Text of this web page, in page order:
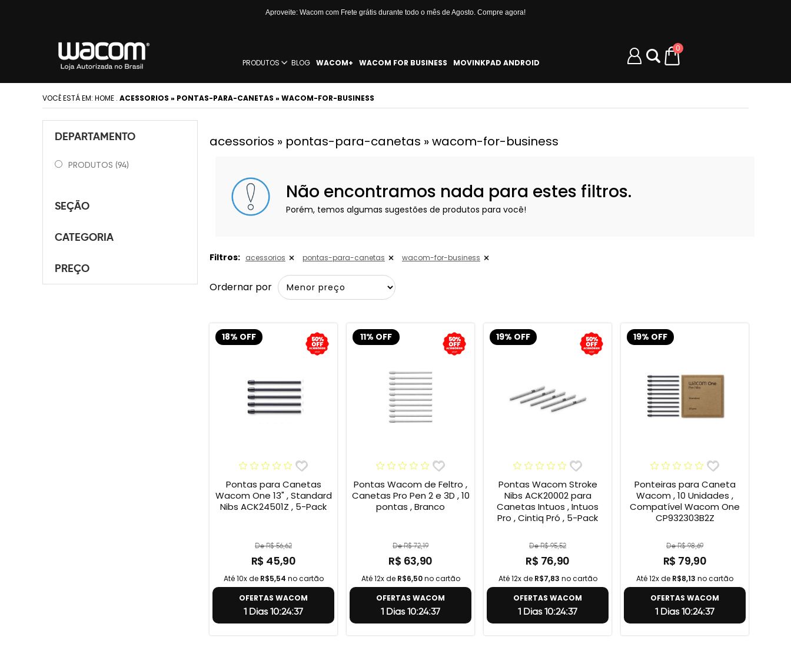
Aproveite: Wacom com Frete grátis durante todo o mês de Agosto. Compre agora!
PRODUTOS BLOG WACOM+ WACOM FOR BUSINESS MOVINKPAD ANDROID
0
VOCÊ ESTÁ EM: HOME . ACESSORIOS » PONTAS-PARA-CANETAS » WACOM-FOR-BUSINESS
DEPARTAMENTO
PRODUTOS (94)
SEÇÃO
CATEGORIA
PREÇO
acessorios » pontas-para-canetas » wacom-for-business
Não encontramos nada para estes filtros.
Porém, temos algumas sugestões de produtos para você!
Filtros: acessorios pontas-para-canetas wacom-for-business
Ordernar por
18% OFF
Pontas para Canetas
Wacom One 13" , Standard
Nibs ACK24501Z , 5-Pack
De R$ 56,62
R$ 45,90
Até 10x de R$5,54 no cartão
OFERTAS WACOM
1 Dias 10:24:36
11% OFF
Pontas Wacom de Feltro ,
Canetas Pro Pen 2 e 3D , 10
pontas , Branco
De R$ 72,19
R$ 63,90
Até 12x de R$6,50no cartão
OFERTAS WACOM
1 Dias 10:24:36
19% OFF
Pontas Wacom Stroke
Nibs ACK20002 para
Canetas Intuos , Intuos
Pro , Cintiq Pró , 5-Pack
De R$ 95,52
R$ 76,90
Até 12x de R$7,83 no cartão
OFERTAS WACOM
1 Dias 10:24:36
19% OFF
Ponteiras para Caneta
Wacom , 10 Unidades ,
Compatível Wacom One
CP932303B2Z
De R$ 98,69
R$ 79,90
Até 12x de R$8,13 no cartão
OFERTAS WACOM
1 Dias 10:24:36